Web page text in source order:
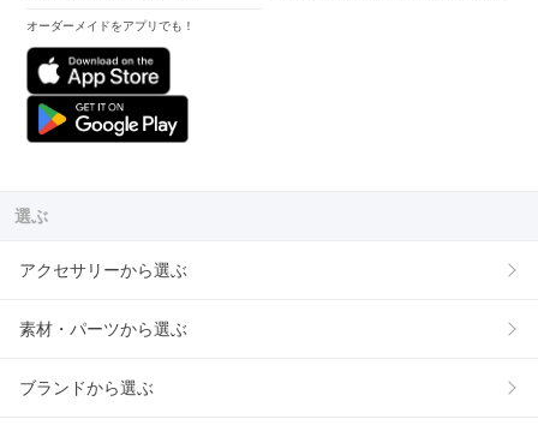
オーダーメイドをアプリでも！
選ぶ
アクセサリーから選ぶ
素材・パーツから選ぶ
ブランドから選ぶ